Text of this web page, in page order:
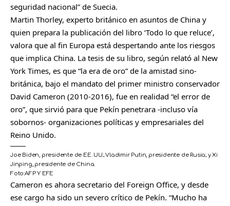
seguridad nacional” de Suecia.
Martin Thorley, experto británico en asuntos de China y
quien prepara la publicación del libro ‘Todo lo que reluce’,
valora que al fin Europa está despertando ante los riesgos
que implica China. La tesis de su libro, según relató al New
York Times, es que “la era de oro” de la amistad sino-
británica, bajo el mandato del primer ministro conservador
David Cameron (2010-2016), fue en realidad “el error de
oro”, que sirvió para que Pekín penetrara -incluso vía
sobornos- organizaciones políticas y empresariales del
Reino Unido.
Joe Biden, presidente de EE. UU.; Vladimir Putin, presidente de Rusia; y Xi
Jinping, presidente de China.
Foto:AFP Y EFE
C
o
Cameron es ahora secretario del Foreign Office, y desde
ese cargo ha sido un severo crítico de Pekín. “Mucho ha